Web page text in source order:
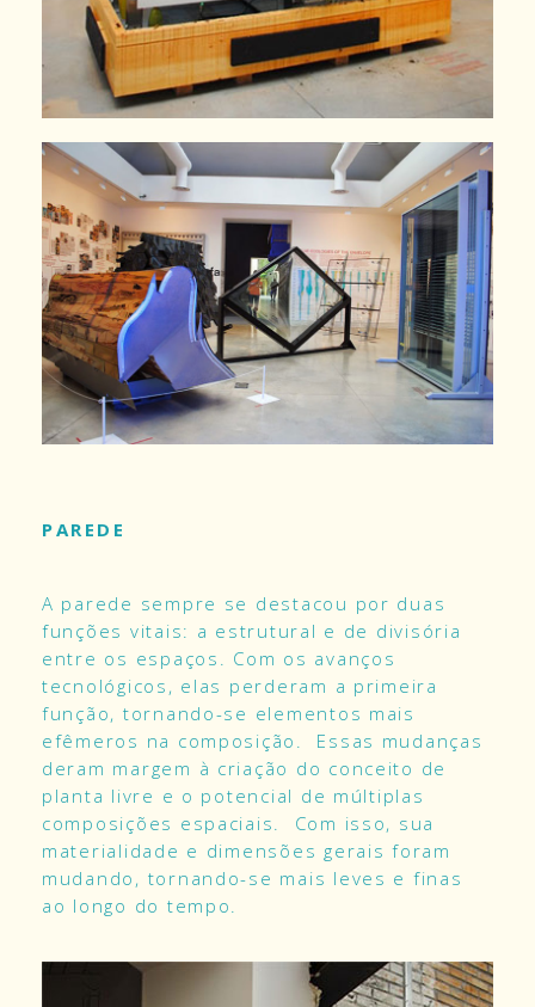
PAREDE
A parede sempre se destacou por duas
funções vitais: a estrutural e de divisória
entre os espaços. Com os avanços
tecnológicos, elas perderam a primeira
função, tornando-se elementos mais
efêmeros na composição. Essas mudanças
deram margem à criação do conceito de
planta livre e o potencial de múltiplas
composições espaciais. Com isso, sua
materialidade e dimensões gerais foram
mudando, tornando-se mais leves e finas
ao longo do tempo.